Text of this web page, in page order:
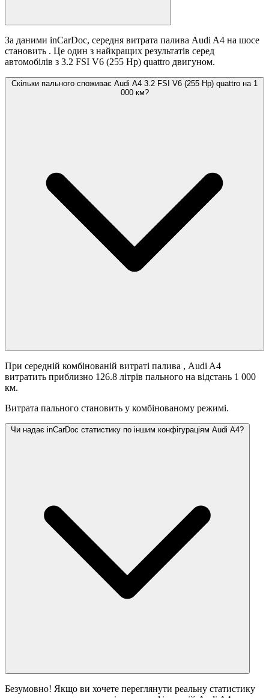
За даними inCarDoc, середня витрата палива Audi A4 на шосе
становить . Це один з найкращих результатів серед
автомобілів з 3.2 FSI V6 (255 Hp) quattro двигуном.
Скільки пального споживає Audi A4 3.2 FSI V6 (255 Hp) quattro на 1
000 км?
При середній комбінованій витраті палива , Audi A4
витратить приблизно 126.8 літрів пального на відстань 1 000
км.
Витрата пального становить у комбінованому режимі.
Чи надає inCarDoc статистику по іншим конфігураціям Audi A4?
Безумовно! Якщо ви хочете переглянути реальну статистику